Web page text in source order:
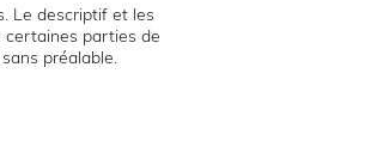
Le descriptif et les
parties de
préalable.